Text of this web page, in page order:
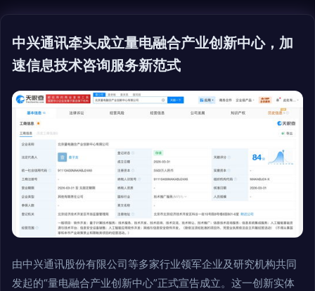
中兴通讯牵头成立量电融合产业创新中心，加
速信息技术咨询服务新范式
由中兴通讯股份有限公司等多家行业领军企业及研究机构共同
发起的“量电融合产业创新中心”正式宣告成立。这一创新实体